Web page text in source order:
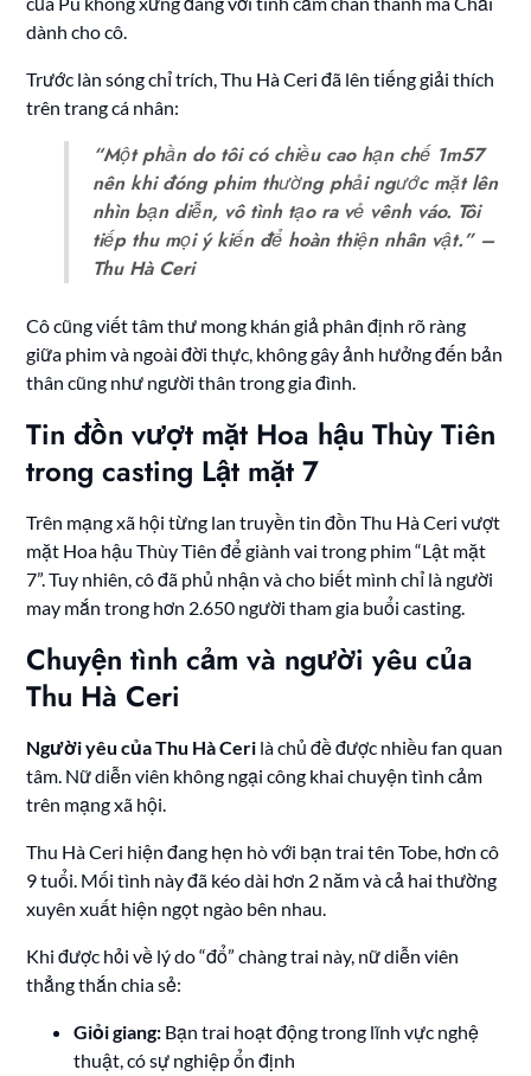
dành cho cô.
Trước làn sóng chỉ trích, Thu Hà Ceri đã lên tiếng giải thích
trên trang cá nhân:
“Một phần do tôi có chiều cao hạn chế 1m57
nên khi đóng phim thường phải ngước mặt lên
nhìn bạn diễn, vô tình tạo ra vẻ vênh váo. Tôi
tiếp thu mọi ý kiến để hoàn thiện nhân vật.” –
Thu Hà Ceri
Cô cũng viết tâm thư mong khán giả phân định rõ ràng
giữa phim và ngoài đời thực, không gây ảnh hưởng đến bản
thân cũng như người thân trong gia đình.
Tin đồn vượt mặt Hoa hậu Thùy Tiên
trong casting Lật mặt 7
Trên mạng xã hội từng lan truyền tin đồn Thu Hà Ceri vượt
mặt Hoa hậu Thùy Tiên để giành vai trong phim “Lật mặt
7”. Tuy nhiên, cô đã phủ nhận và cho biết mình chỉ là người
may mắn trong hơn 2.650 người tham gia buổi casting.
Chuyện tình cảm và người yêu của
Thu Hà Ceri
Người yêu của Thu Hà Ceri là chủ đề được nhiều fan quan
tâm. Nữ diễn viên không ngại công khai chuyện tình cảm
trên mạng xã hội.
Thu Hà Ceri hiện đang hẹn hò với bạn trai tên Tobe, hơn cô
9 tuổi. Mối tình này đã kéo dài hơn 2 năm và cả hai thường
xuyên xuất hiện ngọt ngào bên nhau.
Khi được hỏi về lý do “đổ” chàng trai này, nữ diễn viên
thẳng thắn chia sẻ:
Giỏi giang: Bạn trai hoạt động trong lĩnh vực nghệ
thuật, có sự nghiệp ổn định